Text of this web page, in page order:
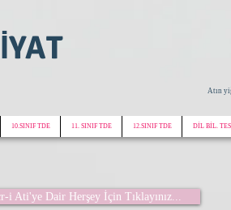
Atın
10.SINIF TDE 11. SINIF TDE 12.SINIF TDE DİL BİL.
i Ati'ye Dair Herşey İçin Tıklayınız...